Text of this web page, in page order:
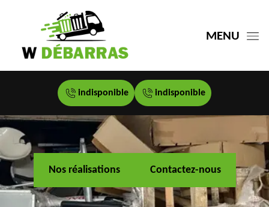
MENU
indisponible indisponible
Nos réalisations Contactez-nous